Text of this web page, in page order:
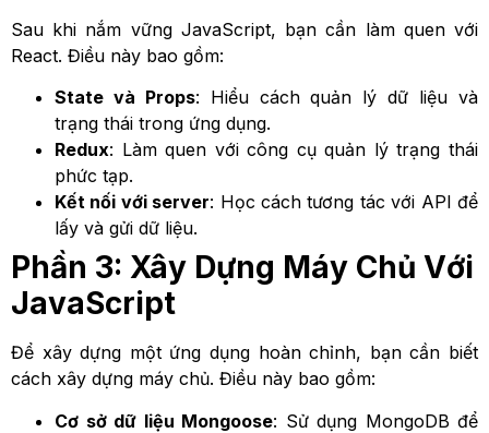
Sau khi nắm vững JavaScript, bạn cần làm quen với
React. Điều này bao gồm:
State và Props: Hiểu cách quản lý dữ liệu và
trạng thái trong ứng dụng.
Redux: Làm quen với công cụ quản lý trạng thái
phức tạp.
Kết nối với server: Học cách tương tác với API để
lấy và gửi dữ liệu.
Phần 3: Xây Dựng Máy Chủ Với
JavaScript
Để xây dựng một ứng dụng hoàn chỉnh, bạn cần biết
cách xây dựng máy chủ. Điều này bao gồm:
Cơ sở dữ liệu Mongoose: Sử dụng MongoDB để